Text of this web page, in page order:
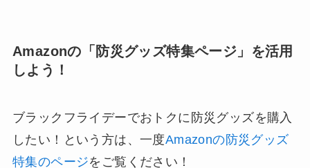
Amazonの「防災グッズ特集ページ」を活用
しよう！
ブラックフライデーでおトクに防災グッズを購入
したい！という方は、一度Amazonの防災グッズ
特集のページをご覧ください！